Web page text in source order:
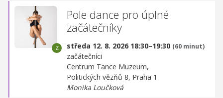
Pole dance pro úplné
začátečníky
středa 12. 8. 2026 18:30–19:30 (60 minut)
začátečníci
Centrum Tance Muzeum,
Politických vězňů 8, Praha 1
Monika Loučková